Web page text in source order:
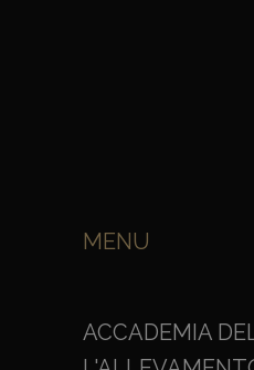
MENU
ACCADEMIA